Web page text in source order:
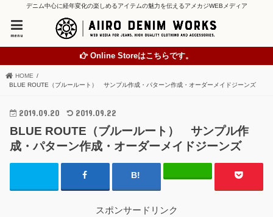
デニム中心に経年変化の楽しめるアイテムの魅力を伝えるアメカジWEBメディア
menu
Online Storeはこちらです。
HOME
BLUE ROUTE（ブルールート） サンプル作成・パターン作成・オーダーメイドジーンズ
2019.09.20 2019.09.22
BLUE ROUTE（ブルールート） サンプル作
成・パターン作成・オーダーメイドジーンズ
スポンサードリンク